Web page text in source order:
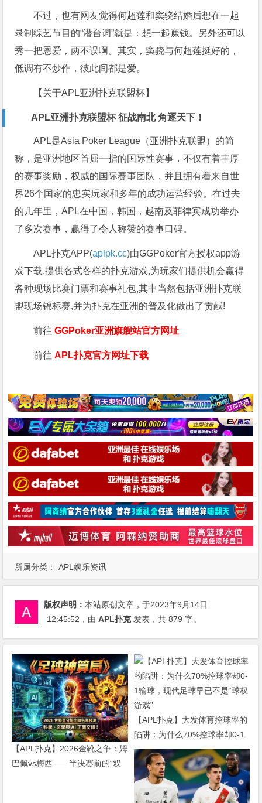
所属分类： APL娱乐资讯
不过，也有网友觉得何超莲和窦骁结婚后想在一起
录制综艺节目的“潜台词”就是：想一起赚钱。另外还可以
秀一把恩爱，两不误啊。其实，窦骁与何超莲挺好的，
低调有不炒作，彼此间都是爱。
【关于APL亚洲扑克联盟杯】
APL亚洲扑克联盟杯 征战南北 角逐天下！
APL是Asia Poker League（亚洲扑克联盟）的简
称，是亚洲地区首屈一指的国际性赛事，不仅有着丰厚
的赛事奖励，权威的国际赛事团队，并且拥有着来自世
界26个国家的忠实玩家和多年的成功运营经验。在过去
的几年里，APL在中国，韩国，越南及菲律宾成功举办
了多次赛事，赢得了令人称赞的赛事口碑。
APL扑克APP(aplpk.cc)由GGPoker官方授权app游
戏下载,提供各式各样的扑克游戏,为玩家们提供机会赢得
各种现场比赛门票和赛事礼包,其中当然包括亚洲扑克联
盟现场锦标赛,并为扑克在亚洲的普及化做出了贡献!
前往GGPoker亚洲旗舰站官方网址
前往APL扑克官方网址下载
版权声明：本站原创文章，于2023年9月14日
12:45:52 ，由APL扑克发表，共 879 字。
【APL扑克】2026金靴之争：姆
巴佩vs梅西——半决赛前的“双
【APL扑克】大发体育控球率的
陷阱：为什么70%控球率却0-1
输球，现代足球早已不是“球权
游戏”